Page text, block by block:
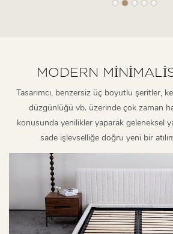
MODERN
Tasarımcı, benzersiz üç boyutlu şeritler,
düzgünlüğü vb. üzerinde çok zaman
konusunda yenilikler yaparak geleneksel
sade işlevselliğe doğru yeni bir